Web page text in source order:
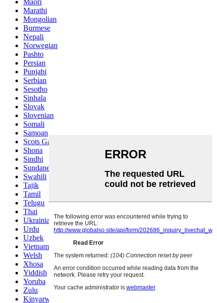
Marathi
Mongolian
Burmese
Nepali
Norwegian
Pashto
Persian
Punjabi
Serbian
Sesotho
Sinhala
Slovak
Slovenian
Somali
Samoan
Scots Gaelic
Shona
Sindhi
Sundanese
Swahili
Tajik
Tamil
Telugu
Thai
Ukrainian
Urdu
Uzbek
Vietnamese
Welsh
Xhosa
Yiddish
Yoruba
Zulu
Kinyarwanda